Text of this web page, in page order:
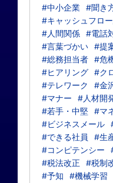
#中小企業 #聞き
#キャッシュフロ
#人間関係 #電話
#言葉づかい #提
#総務担当者 #危
#ヒアリング #ク
#テレワーク
#金
#マナー
#人材開
#若手・中堅 #マ
#ビジネスメール
#できる社員
#生
#コンピテンシー
#税法改正
#税制
#予知
#機械学習